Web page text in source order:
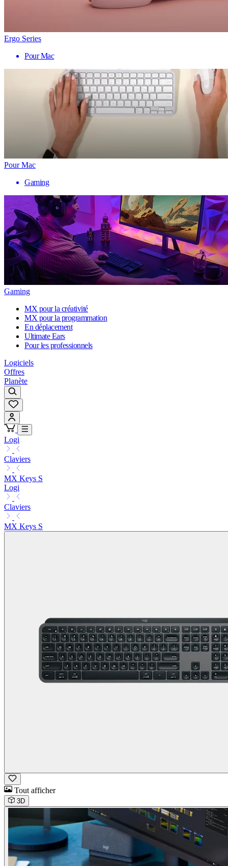
Ergo Series
Pour Mac
Pour Mac
Gaming
Gaming
MX pour la créativité
MX pour la programmation
En déplacement
Ultimate Ears
Pour les professionnels
Logiciels
Offres
Planète
Logi
Claviers
MX Keys S
Logi
Claviers
MX Keys S
Tout afficher
3D